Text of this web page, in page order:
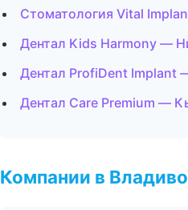
Стоматология Vital
Дентал Kids Harmony —
Дентал ProfiDent Implant
Дентал Care Premium —
Компании в